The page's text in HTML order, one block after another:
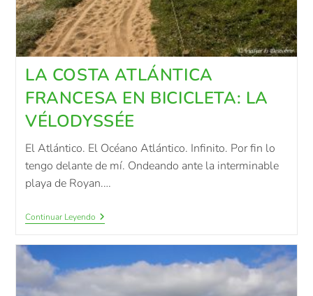
LA COSTA ATLÁNTICA
FRANCESA EN BICICLETA: LA
VÉLODYSSÉE
El Atlántico. El Océano Atlántico. Infinito. Por fin lo
tengo delante de mí. Ondeando ante la interminable
playa de Royan.…
Continuar Leyendo